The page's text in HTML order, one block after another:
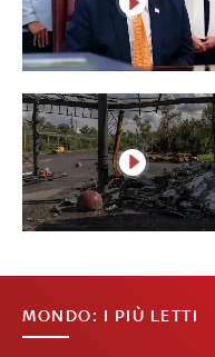
MONDO: I PIÙ LETTI